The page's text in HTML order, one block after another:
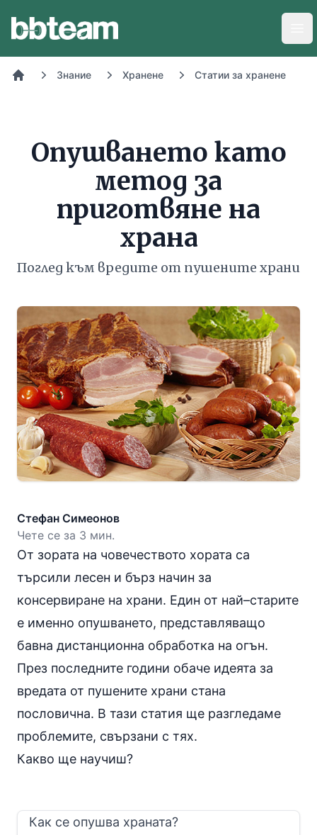
Знание Хранене Статии за хранене
Опушването като
метод за
приготвяне на
храна
Поглед към вредите от пушените храни
Стефан Симеонов
Чете се за 3 мин.
От зората на човечеството хората са
търсили лесен и бърз начин за
консервиране на храни. Един от най–старите
е именно опушването, представляващо
бавна дистанционна обработка на огън.
През последните години обаче идеята за
вредата от пушените храни стана
пословична. В тази статия ще разгледаме
проблемите, свързани с тях.
Какво ще научиш?
Как се опушва храната?